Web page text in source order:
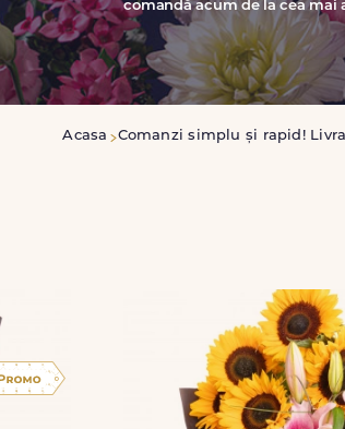
comandă acum de la cea mai
Acasa Comanzi simplu și rapid!